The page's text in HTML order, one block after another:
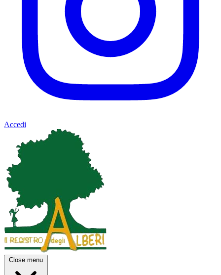
Accedi
Close menu